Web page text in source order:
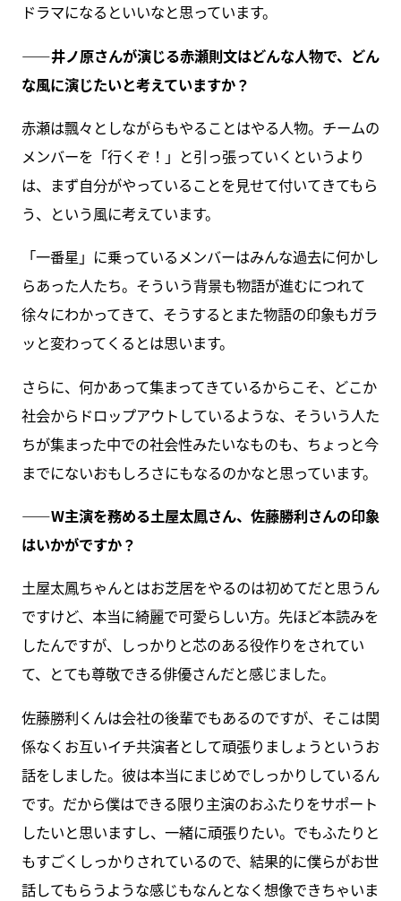
ドラマになるといいなと思っています。
――井ノ原さんが演じる赤瀬則文はどんな人物で、どん
な風に演じたいと考えていますか？
赤瀬は飄々としながらもやることはやる人物。チームの
メンバーを「行くぞ！」と引っ張っていくというより
は、まず自分がやっていることを見せて付いてきてもら
う、という風に考えています。
「一番星」に乗っているメンバーはみんな過去に何かし
らあった人たち。そういう背景も物語が進むにつれて
徐々にわかってきて、そうするとまた物語の印象もガラ
ッと変わってくるとは思います。
さらに、何かあって集まってきているからこそ、どこか
社会からドロップアウトしているような、そういう人た
ちが集まった中での社会性みたいなものも、ちょっと今
までにないおもしろさにもなるのかなと思っています。
――W主演を務める土屋太鳳さん、佐藤勝利さんの印象
はいかがですか？
土屋太鳳ちゃんとはお芝居をやるのは初めてだと思うん
ですけど、本当に綺麗で可愛らしい方。先ほど本読みを
したんですが、しっかりと芯のある役作りをされてい
て、とても尊敬できる俳優さんだと感じました。
佐藤勝利くんは会社の後輩でもあるのですが、そこは関
係なくお互いイチ共演者として頑張りましょうというお
話をしました。彼は本当にまじめでしっかりしているん
です。だから僕はできる限り主演のおふたりをサポート
したいと思いますし、一緒に頑張りたい。でもふたりと
もすごくしっかりされているので、結果的に僕らがお世
話してもらうような感じもなんとなく想像できちゃいま